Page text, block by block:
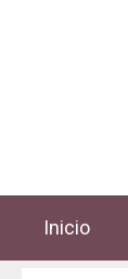
Inicio